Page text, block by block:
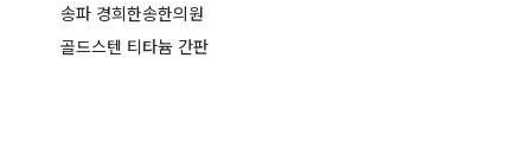
송파 경희한송한의원
골드스텐 티타늄 간판